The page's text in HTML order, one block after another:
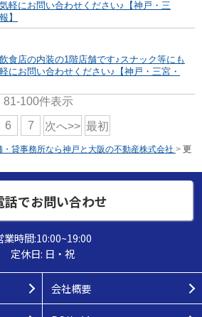
軽にお問い合わせください♪【神戸・三
】
食店の内装の1階店舗です♪スナック等にも
にお問い合わせください♪【神戸・三宮・
100件表示
6 7 次へ>> 最初
貸事務所なら神戸と大阪の不動産株式会社 > 更
話でお問い合わせ
業時間:10:00~19:00
定休日: 日・祝
会社概要